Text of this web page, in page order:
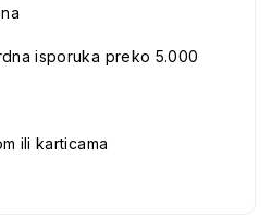
isporuka preko 5.000
ili karticama